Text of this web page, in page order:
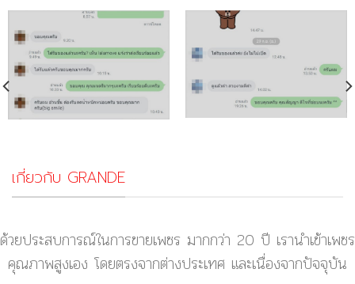
เกี่ยวกับ GRANDE
ด้วยประสบการณ์ในการขายเพชร มากกว่า 20 ปี เรานำเข้าเพชร
คุณภาพสูงเอง โดยตรงจากต่างประเทศ และเนื่องจากปัจจุบัน